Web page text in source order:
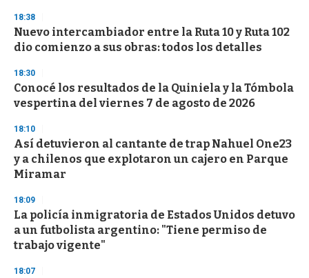
s
e
c
o
d
s
18:38
Nuevo intercambiador entre la Ruta 10 y Ruta 102
dio comienzo a sus obras: todos los detalles
18:30
Conocé los resultados de la Quiniela y la Tómbola
vespertina del viernes 7 de agosto de 2026
18:10
Así detuvieron al cantante de trap Nahuel One23
y a chilenos que explotaron un cajero en Parque
Miramar
18:09
La policía inmigratoria de Estados Unidos detuvo
a un futbolista argentino: "Tiene permiso de
trabajo vigente"
18:07